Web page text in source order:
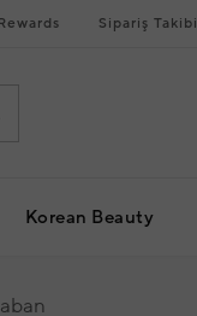
Sipariş Takibi
Korean Beauty